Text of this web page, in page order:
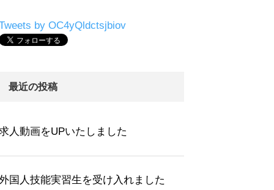
by OC4yQldctsjbiov
最近の投稿
人動画をUPいたしました
国人技能実習生を受け入れました